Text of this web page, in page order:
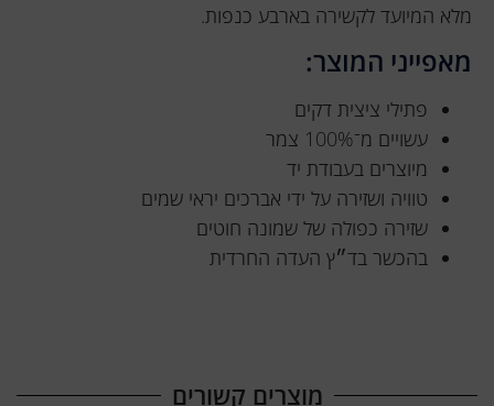
מלא המיועד לקשירה בארבע כנפות.
מאפייני המוצר:
פתילי ציצית דקים
עשויים מ־100% צמר
מיוצרים בעבודת יד
טוויה ושזירה על ידי אברכים יראי שמים
שזירה כפולה של שמונה חוטים
בהכשר בד״ץ העדה החרדית
מוצרים קשורים​